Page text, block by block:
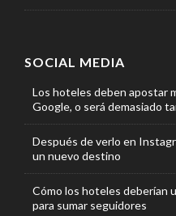
SOCIAL MEDIA
Los hoteles deben apostar
Google, o será demasiado
Después de verlo en
un nuevo destino
Cómo los hoteles deberían
para sumar seguidores